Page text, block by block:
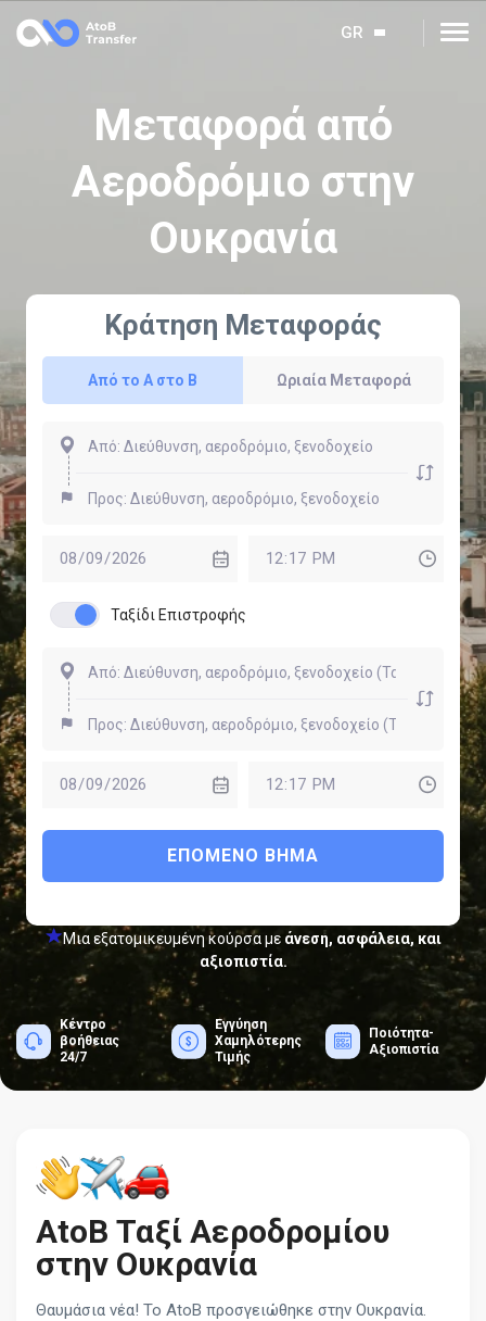
GR
Μεταφορά από
Αεροδρόμιο στην
Ουκρανία
Κράτηση Μεταφοράς
Από το Α στο Β Ωριαία Μεταφορά
Ταξίδι Επιστροφής
ΕΠΌΜΕΝΟ ΒΉΜΑ
Μια εξατομικευμένη κούρσα με άνεση, ασφάλεια, και
αξιοπιστία.
Κέντρο
βοήθειας
24/7
Εγγύηση
Χαμηλότερης
Τιμής
Ποιότητα-
Αξιοπιστία
AtoB Ταξί Αεροδρομίου
στην Ουκρανία
Θαυμάσια νέα! Το AtoB προσγειώθηκε στην Ουκρανία.